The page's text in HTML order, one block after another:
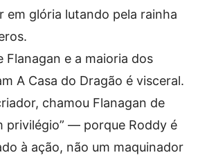
em glória lutando pela rainha
Flanagan e a maioria dos
A Casa do Dragão é visceral.
chamou Flanagan de
privilégio” — porque Roddy é
à ação, não um maquinador